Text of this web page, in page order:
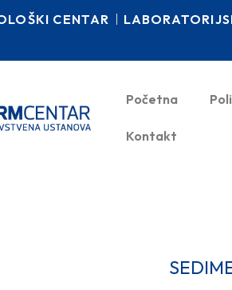
CENTAR
Početna
Kontakt